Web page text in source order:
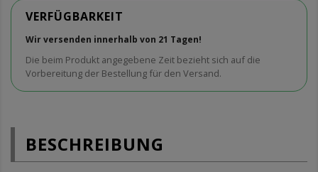
VERFÜGBARKEIT
Wir versenden innerhalb von 21 Tagen!
Die beim Produkt angegebene Zeit bezieht sich auf die
Vorbereitung der Bestellung für den Versand.
BESCHREIBUNG